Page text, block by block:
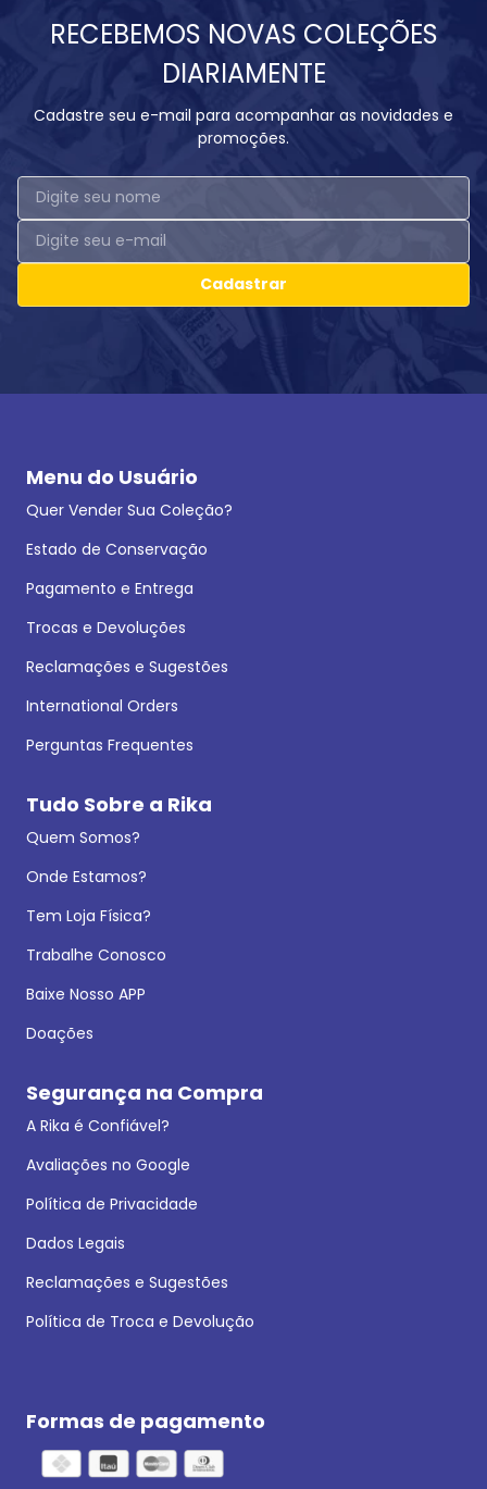
RECEBEMOS NOVAS COLEÇÕES
DIARIAMENTE
Cadastre seu e-mail para acompanhar as novidades e
promoções.
Cadastrar
Menu do Usuário
Quer Vender Sua Coleção?
Estado de Conservação
Pagamento e Entrega
Trocas e Devoluções
Reclamações e Sugestões
International Orders
Perguntas Frequentes
Tudo Sobre a Rika
Quem Somos?
Onde Estamos?
Tem Loja Física?
Trabalhe Conosco
Baixe Nosso APP
Doações
Segurança na Compra
A Rika é Confiável?
Avaliações no Google
Política de Privacidade
Dados Legais
Reclamações e Sugestões
Política de Troca e Devolução
Formas de pagamento